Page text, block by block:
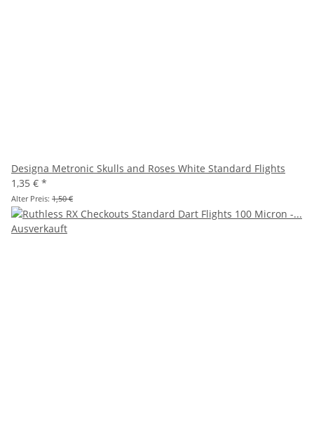
Designa Metronic Skulls and Roses White Standard Flights
1,35 € *
Alter Preis: 1,50 €
Ausverkauft